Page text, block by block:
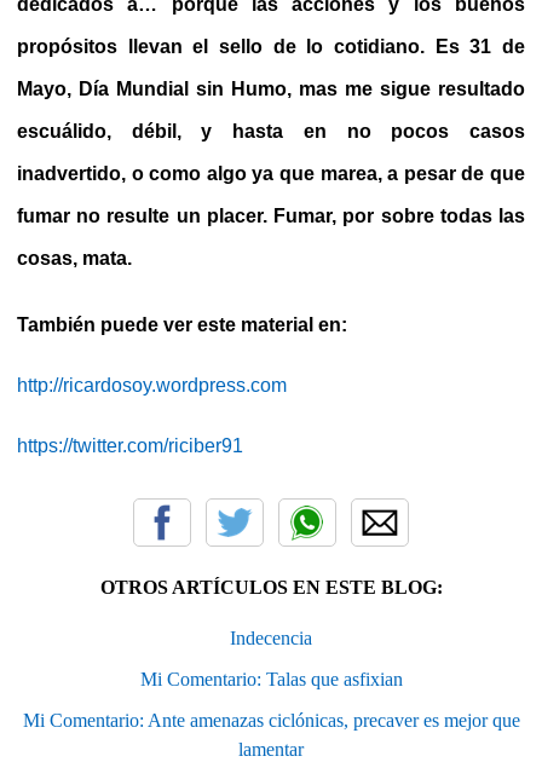
dedicados a… porque las acciones y los buenos
propósitos llevan el sello de lo cotidiano. Es 31 de
Mayo, Día Mundial sin Humo, mas me sigue resultado
escuálido, débil, y hasta en no pocos casos
inadvertido, o como algo ya que marea, a pesar de que
fumar no resulte un placer. Fumar, por sobre todas las
cosas, mata.
También puede ver este material en:
http://ricardosoy.wordpress.com
https://twitter.com/riciber91
OTROS ARTÍCULOS EN ESTE BLOG:
Indecencia
Mi Comentario: Talas que asfixian
Mi Comentario: Ante amenazas ciclónicas, precaver es mejor que
lamentar